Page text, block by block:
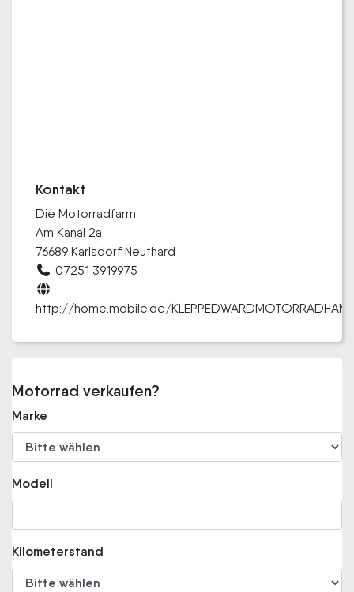
Kontakt
Die Motorradfarm
Am Kanal 2a
76689 Karlsdorf Neuthard
07251 3919975
http://home.mobile.de/
Motorrad verkaufen?
Marke
Modell
Kilometerstand